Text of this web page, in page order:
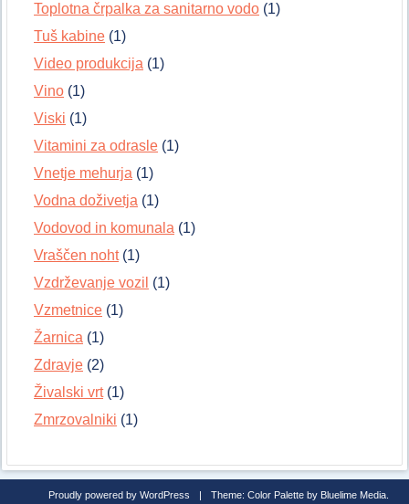
Toplotna črpalka za sanitarno vodo (1)
Tuš kabine (1)
Video produkcija (1)
Vino (1)
Viski (1)
Vitamini za odrasle (1)
Vnetje mehurja (1)
Vodna doživetja (1)
Vodovod in komunala (1)
Vraščen noht(1)
Vzdrževanje vozil (1)
Vzmetnice (1)
Žarnica (1)
Zdravje (2)
Živalski vrt(1)
Zmrzovalniki (1)
Proudly powered by WordPress Theme: Color Palette by Bluelime Media.